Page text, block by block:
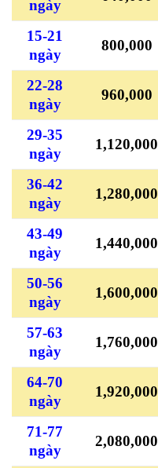
ngày
15-21
ngày
800,000
22-28
ngày
960,000
29-35
ngày
1,120,000
36-42
ngày
1,280,000
43-49
ngày
1,440,000
50-56
ngày
1,600,000
57-63
ngày
1,760,000
64-70
ngày
1,920,000
71-77
ngày
2,080,000